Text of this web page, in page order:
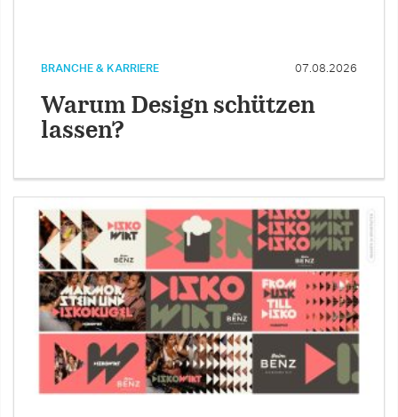
BRANCHE & KARRIERE 07.08.2026
Warum Design schützen
lassen?